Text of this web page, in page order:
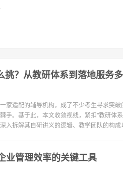
挑？从教研体系到落地服务
家适配的辅导机构，成了不少考生寻求突
手。基于此，本文收敛视线，紧扣“教研体
入拆解其自研讲义的逻辑、教学团队的构
业管理效率的关键工具